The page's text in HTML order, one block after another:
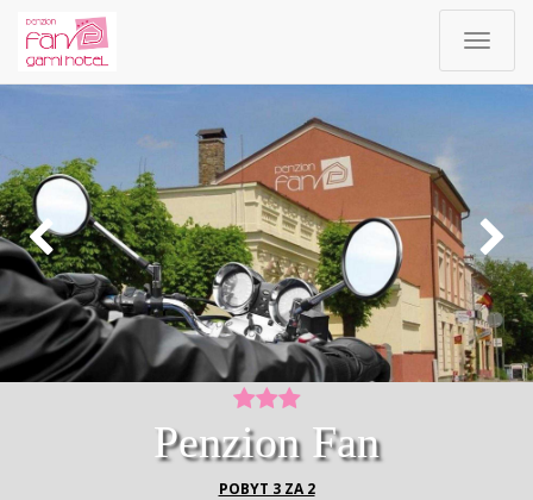
Toggle
Penzion Fan
POBYT 3 ZA 2